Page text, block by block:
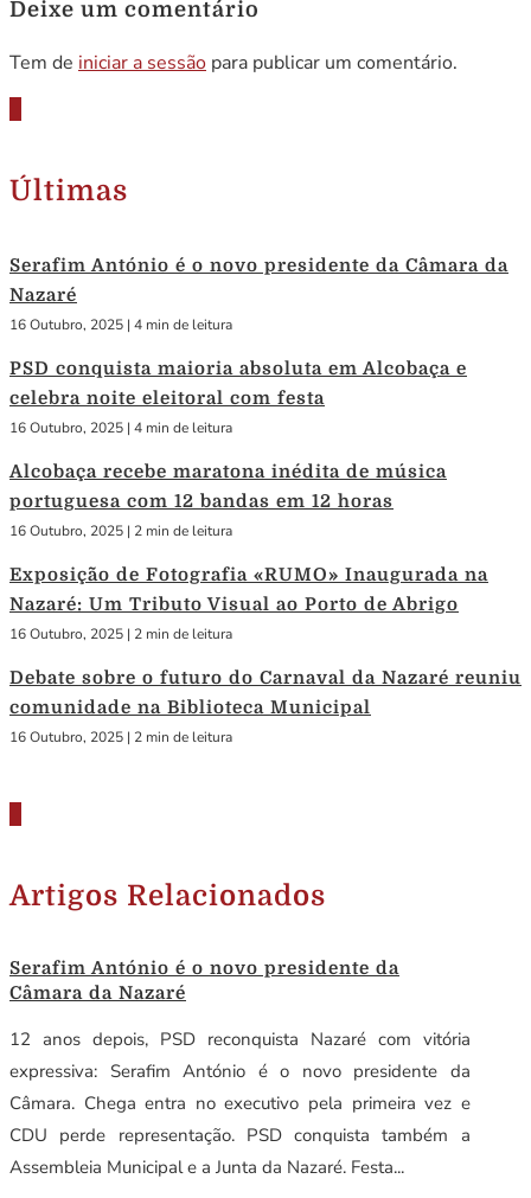
Deixe um comentário
Tem de iniciar a sessão para publicar um comentário.
Últimas
Serafim António é o novo presidente da Câmara da
Nazaré
16 Outubro, 2025 | 4 min de leitura
PSD conquista maioria absoluta em Alcobaça e
celebra noite eleitoral com festa
16 Outubro, 2025 | 4 min de leitura
Alcobaça recebe maratona inédita de música
portuguesa com 12 bandas em 12 horas
16 Outubro, 2025 | 2 min de leitura
Exposição de Fotografia «RUMO» Inaugurada na
Nazaré: Um Tributo Visual ao Porto de Abrigo
16 Outubro, 2025 | 2 min de leitura
Debate sobre o futuro do Carnaval da Nazaré reuniu
comunidade na Biblioteca Municipal
16 Outubro, 2025 | 2 min de leitura
Artigos Relacionados
Serafim António é o novo presidente da
Câmara da Nazaré
12 anos depois, PSD reconquista Nazaré com vitória
expressiva: Serafim António é o novo presidente da
Câmara. Chega entra no executivo pela primeira vez e
CDU perde representação. PSD conquista também a
Assembleia Municipal e a Junta da Nazaré. Festa...